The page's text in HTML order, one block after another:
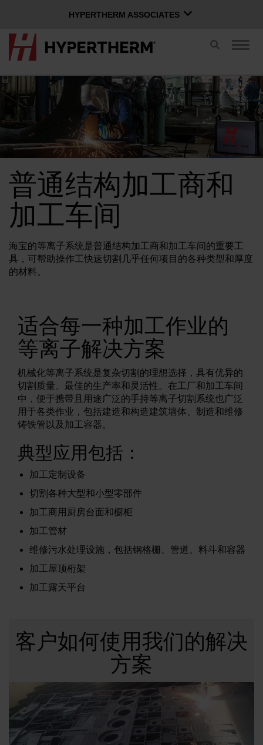
HYPERTHERM ASSOCIATES
HYPERTHERM ASSOCIATES
OMAX 水刀
软件组
切
索
切
航
中文 (简体)
用户名
密码
创建帐户
忘记密码？
联系我们
解决方法
资源
关于我们
何处购买
普通结构加工商和
加工车间
海宝的等离子系统是普通结构加工商和加工车间的重要工
具，可帮助操作工快速切割几乎任何项目的各种类型和厚度
的材料。
适合每一种加工作业的
等离子解决方案
机械化等离子系统是复杂切割的理想选择，具有优异的
切割质量、最佳的生产率和灵活性。在工厂和加工车间
中，便于携带且用途广泛的手持等离子切割系统也广泛
用于各类作业，包括建造和构造建筑墙体、制造和维修
铸铁管以及加工容器。
典型应用包括：
加工定制设备
切割各种大型和小型零部件
加工商用厨房台面和橱柜
加工管材
维修污水处理设施，包括钢格栅、管道、料斗和容器
加工屋顶桁架
加工露天平台
客户如何使用我们的解决
方案